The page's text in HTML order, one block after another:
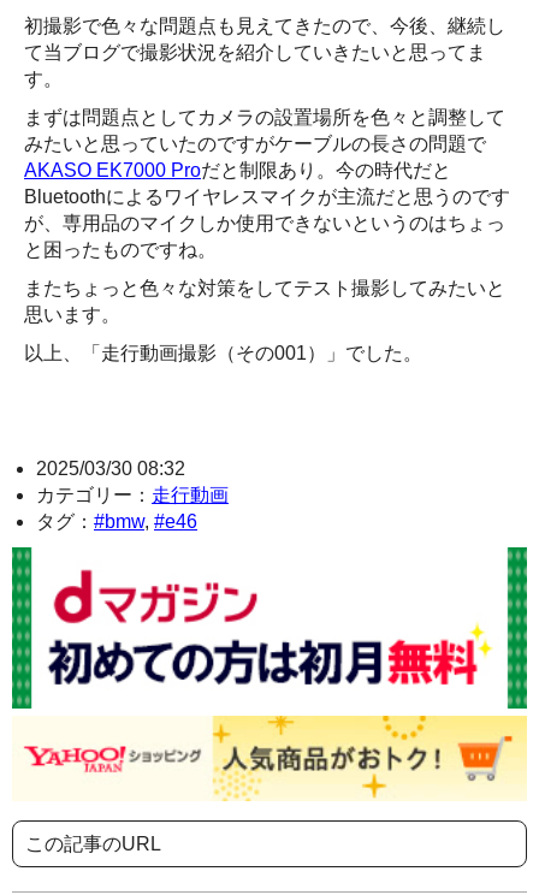
初撮影で色々な問題点も見えてきたので、今後、継続し
て当ブログで撮影状況を紹介していきたいと思ってま
す。
まずは問題点としてカメラの設置場所を色々と調整して
みたいと思っていたのですがケーブルの長さの問題で
AKASO EK7000 Proだと制限あり。今の時代だと
Bluetoothによるワイヤレスマイクが主流だと思うのです
が、専用品のマイクしか使用できないというのはちょっ
と困ったものですね。
またちょっと色々な対策をしてテスト撮影してみたいと
思います。
以上、「走行動画撮影（その001）」でした。
2025/03/30 08:32
カテゴリー： 走行動画
タグ： #bmw, #e46
この記事のURL